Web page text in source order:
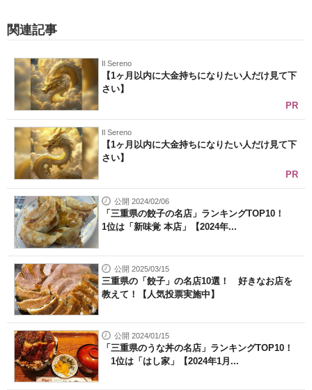
関連記事
Il Sereno
【1ヶ月以内に大金持ちになりたい人だけ見て下
さい】
PR
Il Sereno
【1ヶ月以内に大金持ちになりたい人だけ見て下
さい】
PR
公開 2024/02/06
「三重県の餃子の名店」ランキングTOP10！
1位は「新味覚 本店」【2024年...
公開 2025/03/15
三重県の「餃子」の名店10選！ 好きなお店を
教えて！【人気投票実施中】
公開 2024/01/15
「三重県のうな丼の名店」ランキングTOP10！
1位は「はし家」【2024年1月...